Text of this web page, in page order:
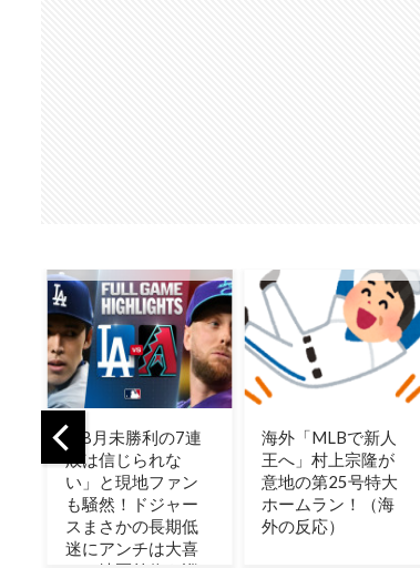
海外「MLBで新人
王へ」村上宗隆が
意地の第25号特大
ホームラン！（海
外の反応）
【海外の反応】ト
ヨタFJクルーザーは
デビューが早すぎ
た！